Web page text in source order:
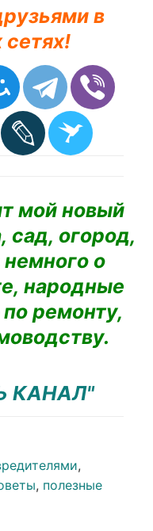
в
мой новый
сад, огород,
о
народные
ремонту,
КАНАЛ"
,
, полезные